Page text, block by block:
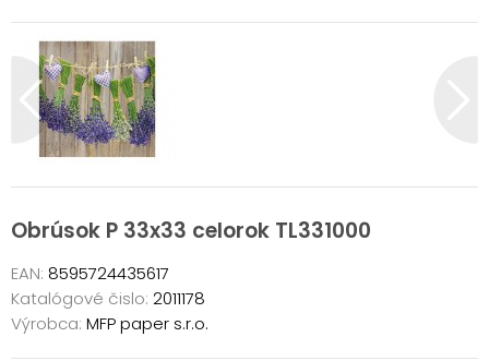
Obrúsok P 33x33 celorok TL331000
EAN: 8595724435617
Katalógové čislo: 2011178
Výrobca: MFP paper s.r.o.